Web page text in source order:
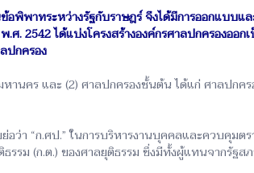
พาทระหว่างรัฐกับราษฎร์ จึงได้มีการออกแบบแล
2542 ได้แบ่งโครงสร้างองค์กรศาลปกครองออก
ปกครอง
นคร และ (2) ศาลปกครองชั้นต้น ได้แก่ ศาลปกคร
อว่า “ก.ศป.” ในการบริหารงานบุคคลและควบคุม
รรม (ก.ต.) ของศาลยุติธรรม ซึ่งมีทั้งผู้แทนจากรัฐส